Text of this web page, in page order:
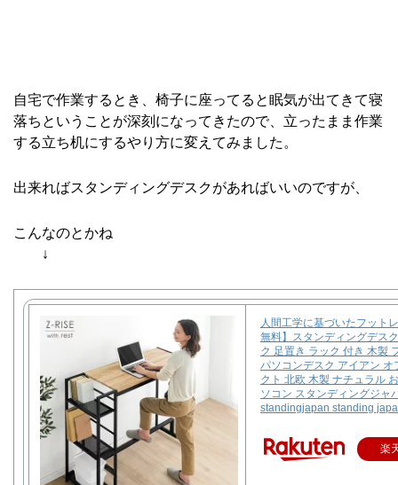
自宅で作業するとき、椅子に座ってると眠気が出てきて寝
落ちということが深刻になってきたので、立ったまま作業
する立ち机にするやり方に変えてみました。
出来ればスタンディングデスクがあればいいのですが、
こんなのとかね
↓
人間工学に基づいたフット
無料】スタンディングデス
ク 足置き ラック 付き 木製
パソコンデスク アイアン オ
クト 北欧 木製 ナチュラル
ソコン スタンディングジャ
standingjapan standing
楽